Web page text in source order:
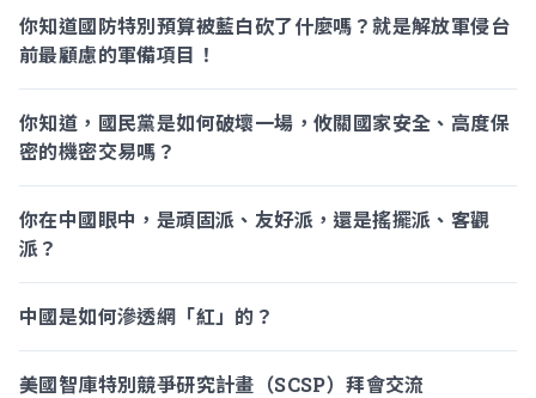
你知道國防特別預算被藍白砍了什麼嗎？就是解放軍侵台
前最顧慮的軍備項目！
你知道，國民黨是如何破壞一場，攸關國家安全、高度保
密的機密交易嗎？
你在中國眼中，是頑固派、友好派，還是搖擺派、客觀
派？
中國是如何滲透網「紅」的？
美國智庫特別競爭研究計畫（SCSP）拜會交流